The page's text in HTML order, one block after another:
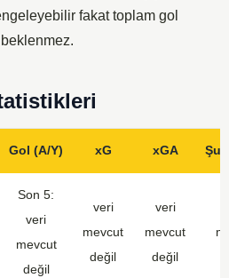
fakat toplam gol
beklenmez.
Gol (A/Y) xG xGA
Son 5:
veri
mevcut
değil
veri
mevcut
değil
veri
mevcut
değil